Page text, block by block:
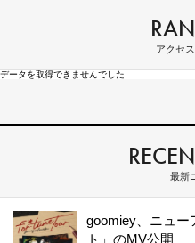
アクセ
データを取得できませんでした
最新
goomiey、ニュー
ト」のMV公開